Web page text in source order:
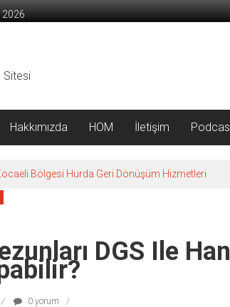
2026
Sitesi
Hakkımızda HOM İletişim
Bölgesi Hurda Geri Dönüşüm Hizmetleri
DGS Ile
0 yorum